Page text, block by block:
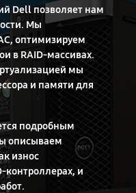
Dell позволяет нам
Мы
оптимизируем
в RAID-массивах.
мы
и памяти для
подробным
описываем
износ
контроллерах, и